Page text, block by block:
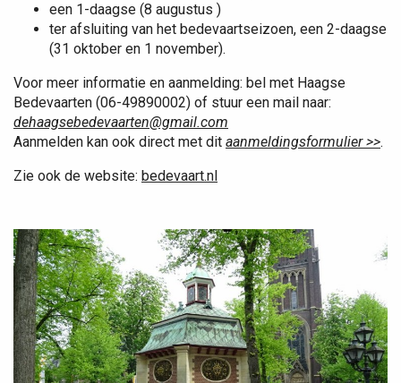
een 1-daagse (8 augustus )
ter afsluiting van het bedevaartseizoen, een 2-daagse
(31 oktober en 1 november).
Voor meer informatie en aanmelding: bel met Haagse
Bedevaarten (06-49890002) of stuur een mail naar:
dehaagsebedevaarten@gmail.com
Aanmelden kan ook direct met dit aanmeldingsformulier >>.
Zie ook de website: bedevaart.nl